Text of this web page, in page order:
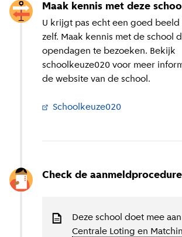
Maak kennis met deze
U krijgt pas echt een goed beeld
zelf. Maak kennis met de school
opendagen te bezoeken. Bekijk
schoolkeuze020 voor meer
de website van de school.
Schoolkeuze020
Check de aanmeldprocedure
Deze school doet mee
Centrale Loting en